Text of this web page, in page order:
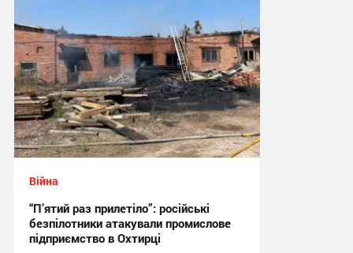
Війна
“П’ятий раз прилетіло”: російські
безпілотники атакували промислове
підприємство в Охтирці